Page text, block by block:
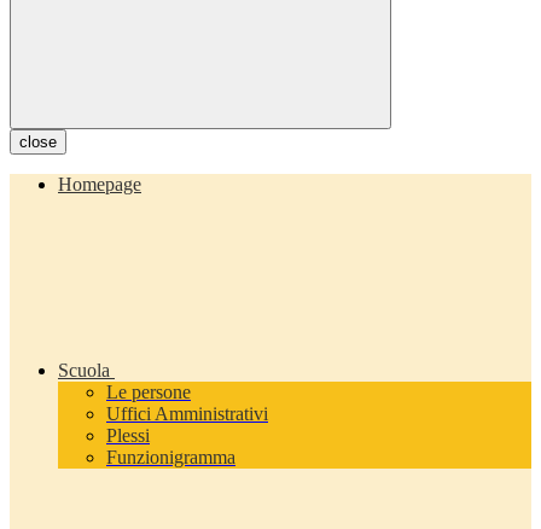
close
Homepage
Scuola
Le persone
Uffici Amministrativi
Plessi
Funzionigramma